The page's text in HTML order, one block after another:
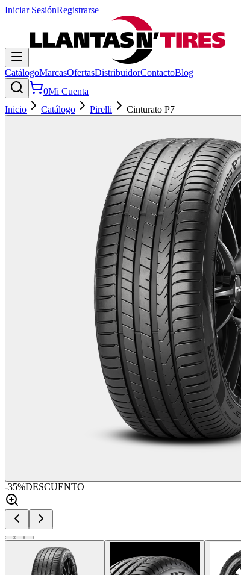
Iniciar SesiónRegistrarse
CatálogoMarcasOfertasDistribuidorContactoBlog
0Mi Cuenta
Inicio
Catálogo Pirelli Cinturato P7
-35%DESCUENTO